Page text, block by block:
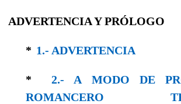
ADVERTENCIA Y PRÓLOGO
* 1.- ADVERTENCIA
*2.- A MODO DE
ROMANCERO